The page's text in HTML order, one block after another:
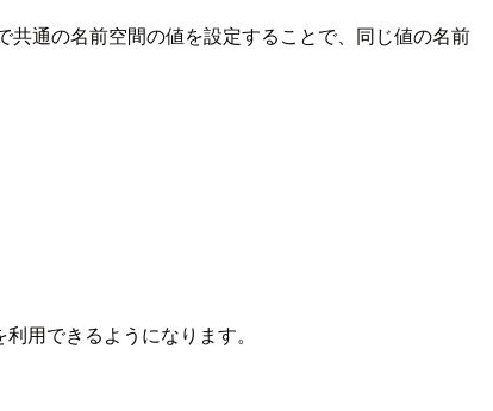
共通の名前空間の値を設定することで、同じ値の名前
利用できるようになります。